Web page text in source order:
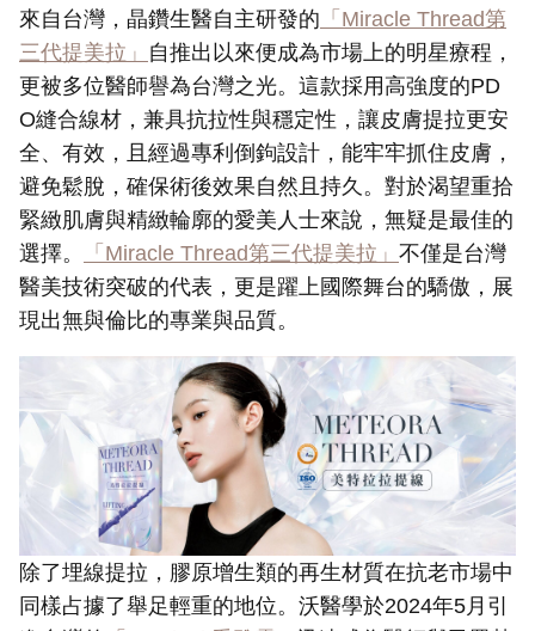
來自台灣，晶鑽生醫自主研發的 「Miracle Thread第
三代提美拉」 自推出以來便成為市場上的明星療程，
更被多位醫師譽為台灣之光。這款採用高強度的PD
O縫合線材，兼具抗拉性與穩定性，讓皮膚提拉更安
全、有效，且經過專利倒鉤設計，能牢牢抓住皮膚，
避免鬆脫，確保術後效果自然且持久。對於渴望重拾
緊緻肌膚與精緻輪廓的愛美人士來說，無疑是最佳的
選擇。
「Miracle Thread第三代提美拉」 不僅是台灣
醫美技術突破的代表，更是躍上國際舞台的驕傲，展
現出無與倫比的專業與品質。
除了埋線提拉，膠原增生類的再生材質在抗老市場中
同樣占據了舉足輕重的地位。沃醫學於2024年5月引